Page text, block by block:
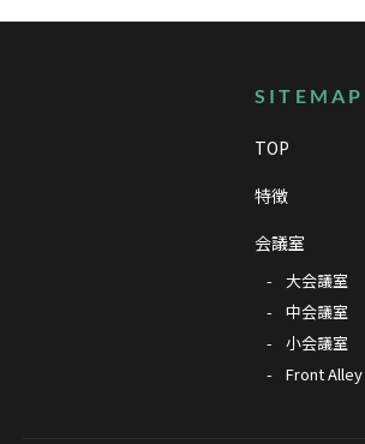
サイトマップ
SITEMAP
TOP
特徴
会議室
大会議室
中会議室
小会議室
Front Alley